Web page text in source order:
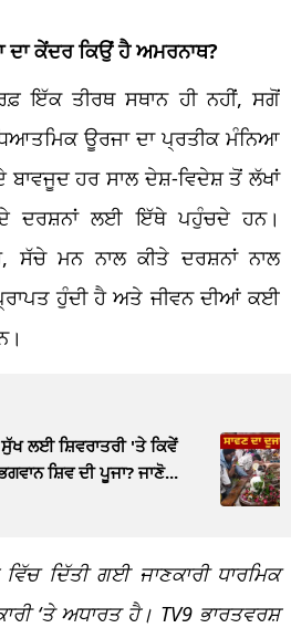
ਕੇਂਦਰ ਕਿਉਂ ਹੈ ਅਮਰਨਾਥ?
ਇੱਕ ਤੀਰਥ ਸਥਾਨ ਹੀ ਨਹੀਂ, ਸਗੋਂ
ਊਰਜਾ ਦਾ ਪ੍ਰਤੀਕ ਮੰਨਿਆ
ਹਰ ਸਾਲ ਦੇਸ਼-ਵਿਦੇਸ਼ ਤੋਂ ਲੱਖਾਂ
ਦੇ ਦਰਸ਼ਨਾਂ ਲਈ ਇੱਥੇ ਪਹੁੰਚਦੇ ਹਨ।
ਸੱਚੇ ਮਨ ਨਾਲ ਕੀਤੇ ਦਰਸ਼ਨਾਂ ਨਾਲ
ਹੁੰਦੀ ਹੈ ਅਤੇ ਜੀਵਨ ਦੀਆਂ ਕਈ
ਲਈ ਸ਼ਿਵਰਾਤਰੀ 'ਤੇ ਕਿਵੇਂ
ਸ਼ਿਵ ਦੀ ਪੂਜਾ? ਜਾਣੋ...
ਦਿੱਤੀ ਗਈ ਜਾਣਕਾਰੀ ਧਾਰਮਿਕ
‘ਤੇ ਅਧਾਰਤ ਹੈ। TV9 ਭਾਰਤਵਰਸ਼